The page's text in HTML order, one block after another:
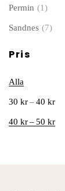
Permin (1)
Sandnes (7)
Pris
Alla
30 kr–40 kr
40 kr–50 kr